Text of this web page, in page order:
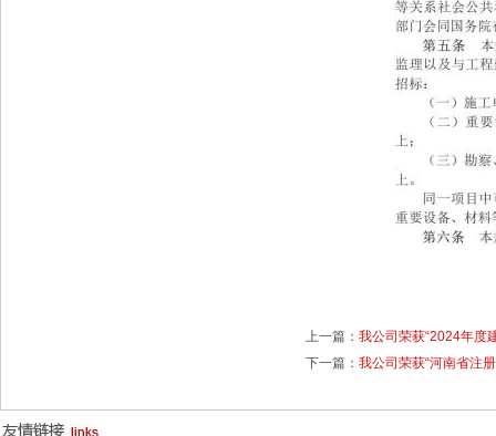
上一篇： 我公司荣获“2024年度
下一篇： 我公司荣获“河南省注